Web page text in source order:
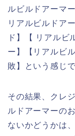
ルビルドアーマ
リアルビルドア
ド】【 リアルビ
ー】【リアルビ
敗】という感じ
その結果、クレ
ルドアーマーの
ないかどうかは